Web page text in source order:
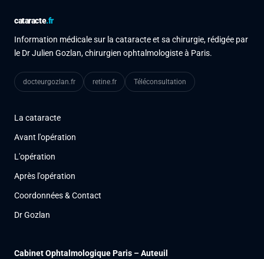
cataracte.fr
Information médicale sur la cataracte et sa chirurgie, rédigée par
le Dr Julien Gozlan, chirurgien ophtalmologiste à Paris.
docteurgozlan.fr retine.fr Téléconsultation
La cataracte
Avant l'opération
L'opération
Après l'opération
Coordonnées & Contact
Dr Gozlan
Cabinet Ophtalmologique Paris – Auteuil